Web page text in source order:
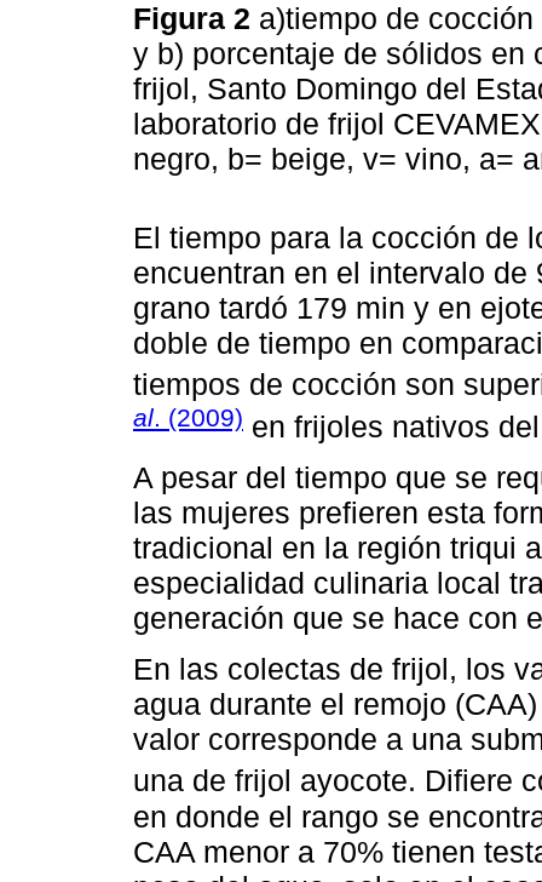
Figura 2 a)tiempo de
y b) porcentaje de sólidos en
frijol, Santo Domingo del
laboratorio de frijol
negro, b= beige, v= vino, a=
El tiempo para la cocción de
encuentran en el intervalo
grano tardó 179 min y en
doble de tiempo en
tiempos de cocción son
al. (2009) en frijoles nativos
A pesar del tiempo que se
las mujeres prefieren esta
tradicional en la región triqui
especialidad culinaria local
generación que se hace con
En las colectas de frijol, los
agua durante el remojo
valor corresponde a una
una de frijol ayocote. Difiere
en donde el rango se
CAA menor a 70% tienen